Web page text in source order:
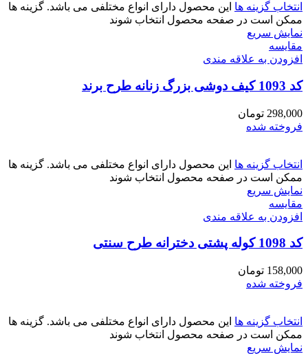
انتخاب گزینه ها این محصول دارای انواع مختلفی می باشد. گزینه ها
ممکن است در صفحه محصول انتخاب شوند
نمایش سریع
مقايسه
افزودن به علاقه مندی
کد 1093 کیف دوشی بزرگ زنانه طرح برند
298,000 تومان
فروخته شده
انتخاب گزینه ها این محصول دارای انواع مختلفی می باشد. گزینه ها
ممکن است در صفحه محصول انتخاب شوند
نمایش سریع
مقايسه
افزودن به علاقه مندی
کد 1098 کوله پشتی دخترانه طرح سنتی
158,000 تومان
فروخته شده
انتخاب گزینه ها این محصول دارای انواع مختلفی می باشد. گزینه ها
ممکن است در صفحه محصول انتخاب شوند
نمایش سریع